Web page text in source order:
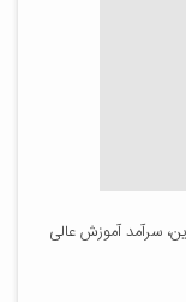
سرآمد آموزش عالی